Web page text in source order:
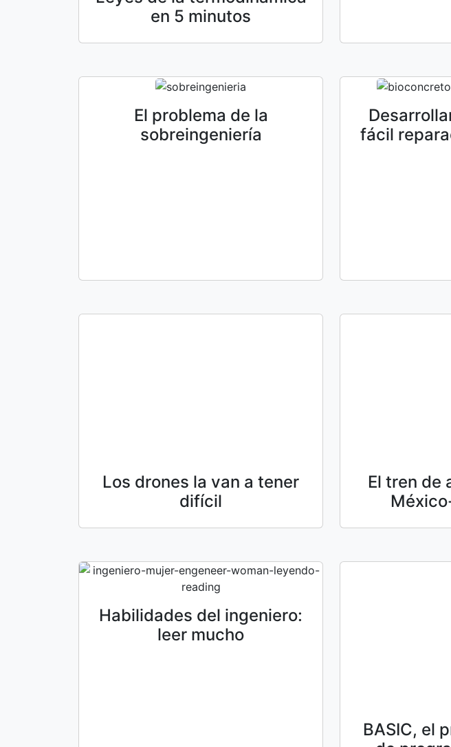
en 5 minutos
El problema de la
sobreingeniería
fácil
Los drones la van a tener
difícil
El tren de
Habilidades del ingeniero:
leer mucho
BASIC, el